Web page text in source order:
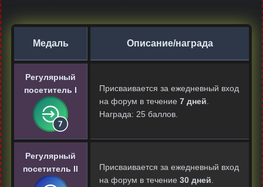
Медаль Описание/награда
Регулярный
посетитель I
Присваивается за ежедневный вход
на форум в течение 7 дней
Награда: 25 баллов.
Регулярный
посетитель II
Присваивается за ежедневный вход
на форум в течение 30 дней